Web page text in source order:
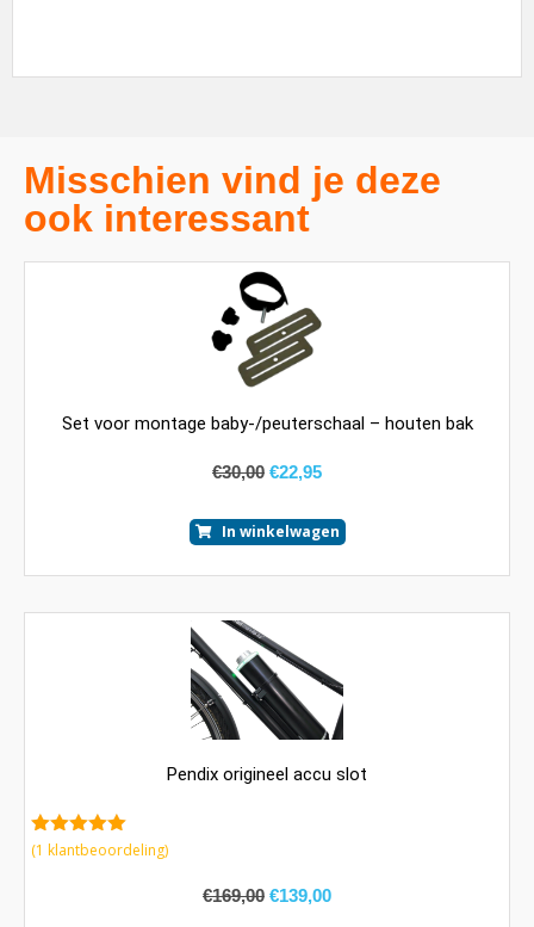
Misschien vind je deze
ook interessant
Set voor montage baby-/peuterschaal – houten bak
€30,00 €22,95
In winkelwagen
Pendix origineel accu slot
5.00van 5
(1 klantbeoordeling)
€169,00 €139,00